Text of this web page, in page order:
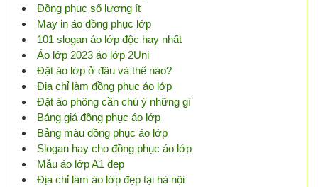
Đồng phục số lượng ít
May in áo đồng phục lớp
101 slogan áo lớp độc hay nhất
Áo lớp 2023 áo lớp 2Uni
Đặt áo lớp ở đâu và thế nào?
Địa chỉ làm đồng phục áo lớp
Đặt áo phông cần chú ý những gì
Bảng giá đồng phục áo lớp
Bảng màu đồng phục áo lớp
Slogan hay cho đồng phục áo lớp
Mẫu áo lớp A1 đẹp
Địa chỉ làm áo lớp đẹp tại hà nội